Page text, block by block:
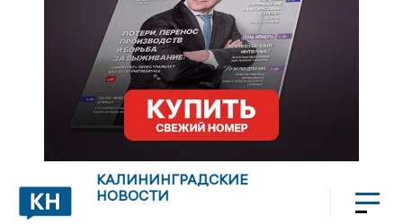
КАЛИНИНГРАДСКИЕ
НОВОСТИ